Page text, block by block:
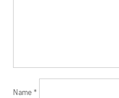
Name*